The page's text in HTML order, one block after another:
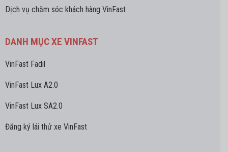
Dịch vụ chăm sóc khách hàng VinFast
DANH MỤC XE VINFAST
VinFast Fadil
VinFast Lux A2.0
VinFast Lux SA2.0
Đăng ký lái thử xe VinFast